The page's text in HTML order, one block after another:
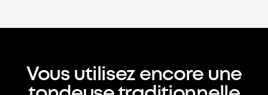
Vous utilisez encore une